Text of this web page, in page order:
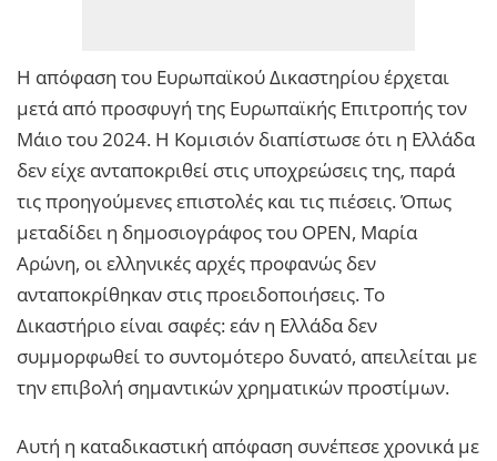
Η απόφαση του Ευρωπαϊκού Δικαστηρίου έρχεται
μετά από προσφυγή της Ευρωπαϊκής Επιτροπής τον
Μάιο του 2024. Η Κομισιόν διαπίστωσε ότι η Ελλάδα
δεν είχε ανταποκριθεί στις υποχρεώσεις της, παρά
τις προηγούμενες επιστολές και τις πιέσεις. Όπως
μεταδίδει η δημοσιογράφος του OPEN, Μαρία
Αρώνη, οι ελληνικές αρχές προφανώς δεν
ανταποκρίθηκαν στις προειδοποιήσεις. Το
Δικαστήριο είναι σαφές: εάν η Ελλάδα δεν
συμμορφωθεί το συντομότερο δυνατό, απειλείται με
την επιβολή σημαντικών χρηματικών προστίμων.
Αυτή η καταδικαστική απόφαση συνέπεσε χρονικά με